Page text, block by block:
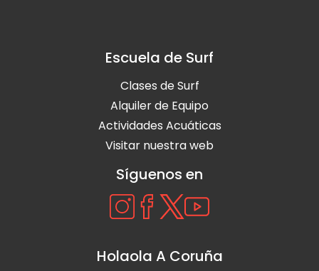
Escuela de Surf
Clases de Surf
Alquiler de Equipo
Actividades Acuáticas
Visitar nuestra web
Síguenos en
Holaola A Coruña